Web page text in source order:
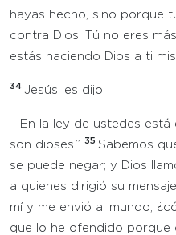
hayas hecho, sino porque
contra Dios. Tú no eres
estás haciendo Dios a ti
34 Jesús les dijo:
—En la ley de ustedes está
son dioses.” 35 Sabemos
se puede negar; y Dios
a quienes dirigió su
mí y me envió al mundo,
que lo he ofendido porque